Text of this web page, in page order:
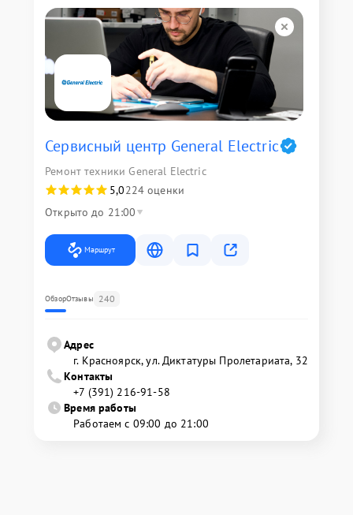
Сервисный центр General Electric
Ремонт техники General Electric
5,0224 оценки
Открыто до 21:00
Маршрут
ОбзорОтзывы 240
Адрес
г. Красноярск, ул. Диктатуры Пролетариата, 32
Контакты
+7 (391) 216-91-58
Время работы
Работаем с 09:00 до 21:00